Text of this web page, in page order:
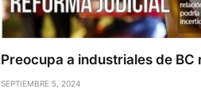
Preocupa a industriales de
SEPTIEMBRE 5, 2024